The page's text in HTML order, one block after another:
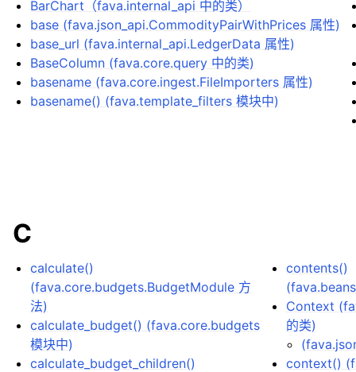
BarChart（fava.internal_api 中的类）
base (fava.json_api.CommodityPairWithPrices 属性)
base_url (fava.internal_api.LedgerData 属性)
BaseColumn (fava.core.query 中的类)
basename (fava.core.ingest.FileImporters 属性)
basename() (fava.template_filters 模块中)
C
calculate()
(fava.core.budgets.BudgetModule 方
法)
calculate_budget() (fava.core.budgets
模块中)
calculate_budget_children()
contents()
Context
的类)
context()